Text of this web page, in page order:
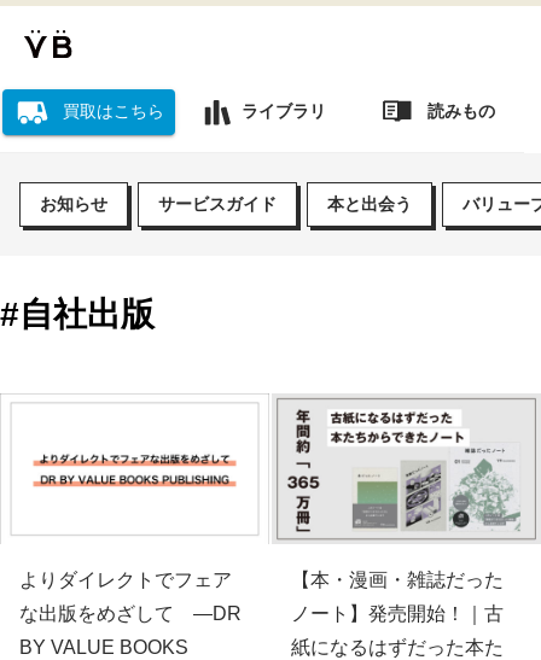
買取はこちら ライブラリ 読みもの
お知らせ サービスガイド 本と出会う バリュー
#自社出版
よりダイレクトでフェア
な出版をめざして ―DR
BY VALUE BOOKS
【本・漫画・雑誌だった
ノート】発売開始！｜古
紙になるはずだった本た